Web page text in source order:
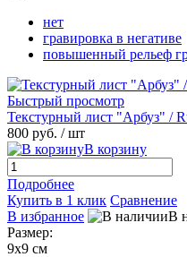
нет
гравировка в негативе
повышенный рельеф
Быстрый просмотр
Текстурный лист "Арбуз" /
800 руб. / шт
В корзину
Подробнее
Купить в 1 клик Сравнение
В избранное
В
Размер:
9х9 см